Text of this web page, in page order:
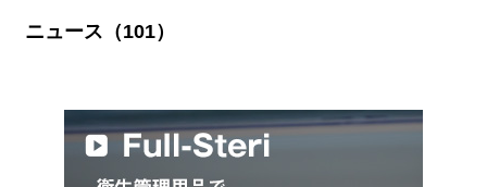
ニュース（101）